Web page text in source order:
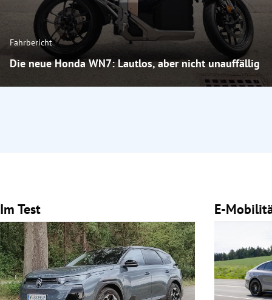
Fahrbericht
Die neue Honda WN7: Lautlos, aber nicht unauffällig
Im Test E-